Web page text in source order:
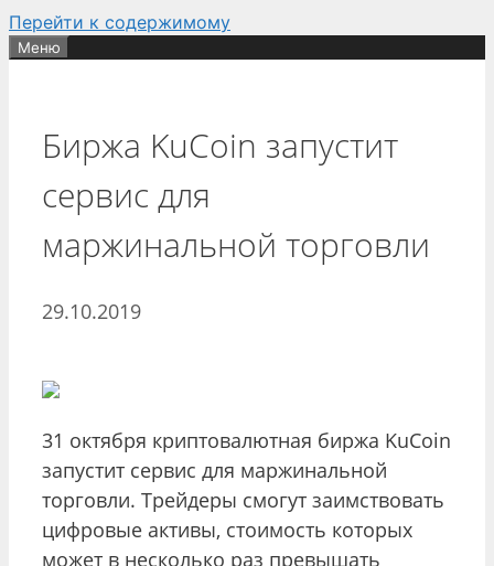
Перейти к содержимому
Меню
Биржа KuCoin запустит
сервис для
маржинальной торговли
29.10.2019
31 октября криптовалютная биржа KuCoin
запустит сервис для маржинальной
торговли. Трейдеры смогут заимствовать
цифровые активы, стоимость которых
может в несколько раз превышать